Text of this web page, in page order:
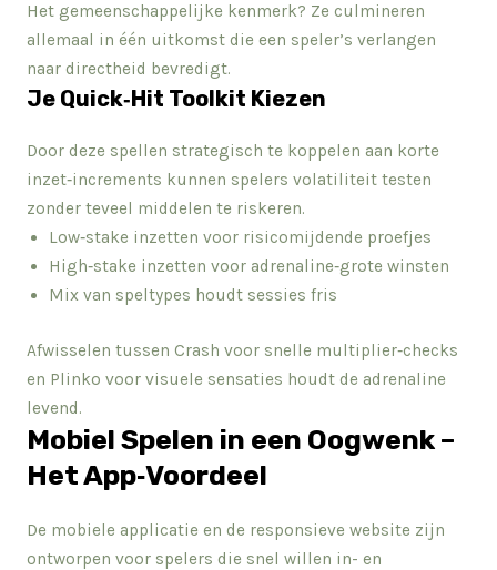
Het gemeenschappelijke kenmerk? Ze culmineren
allemaal in één uitkomst die een speler’s verlangen
naar directheid bevredigt.
Je Quick‑Hit Toolkit Kiezen
Door deze spellen strategisch te koppelen aan korte
inzet‑increments kunnen spelers volatiliteit testen
zonder teveel middelen te riskeren.
Low‑stake inzetten voor risicomijdende proefjes
High‑stake inzetten voor adrenaline‑grote winsten
Mix van speltypes houdt sessies fris
Afwisselen tussen Crash voor snelle multiplier‑checks
en Plinko voor visuele sensaties houdt de adrenaline
levend.
Mobiel Spelen in een Oogwenk –
Het App‑Voordeel
De mobiele applicatie en de responsieve website zijn
ontworpen voor spelers die snel willen in- en